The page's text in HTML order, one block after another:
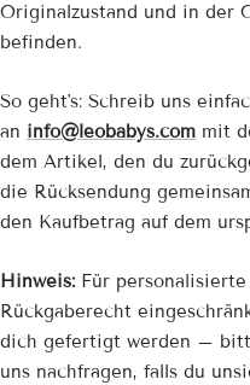
Originalzustand und in der
befinden.
So geht's: Schreib uns
an info@leobabys.com mit
dem Artikel, den du
die Rücksendung
den Kaufbetrag auf dem
Hinweis: Für
Rückgaberecht
dich gefertigt werden –
uns nachfragen, falls du